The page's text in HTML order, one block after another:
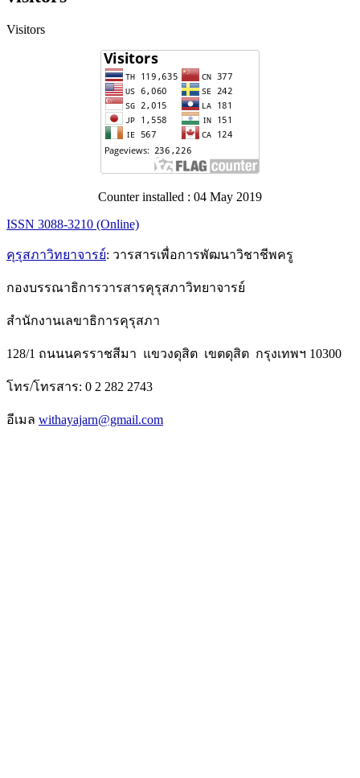
Visitors
Counter installed : 04 May 2019
ISSN 3088-3210 (Online)
คุรุสภาวิทยาจารย์: วารสารเพื่อการพัฒนาวิชาชีพครู
กองบรรณาธิการวารสารคุรุสภาวิทยาจารย์
สำนักงานเลขาธิการคุรุสภา
128/1 ถนนนครราชสีมา แขวงดุสิต เขตดุสิต กรุงเทพฯ 10300
โทร/โทรสาร: 0 2 282 2743
อีเมล withayajarn@gmail.com